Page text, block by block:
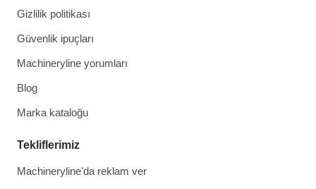
Gizlilik politikası
Güvenlik ipuçları
Machineryline yorumları
Blog
Marka kataloğu
Tekliflerimiz
Machineryline'da reklam ver